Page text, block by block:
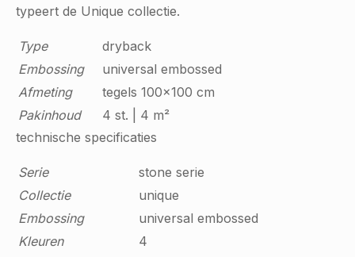
typeert de Unique collectie.
Type
dryback
Embossing
universal embossed
Afmeting
tegels 100x100 cm
Pakinhoud
4 st. | 4 m²
technische specificaties
Serie
stone serie
Collectie
unique
Embossing
universal embossed
Kleuren
4